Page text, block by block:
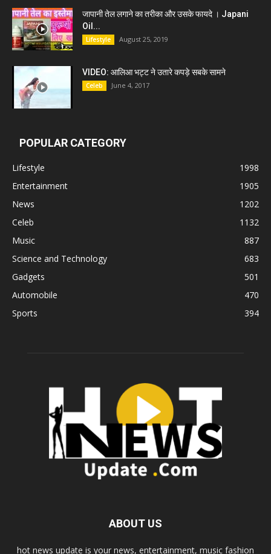
जापानी तेल लगाने का तरीका और उसके फायदे । Japani
Oil...
Lifestyle August 25, 2019
VIDEO: आलिआ भट्ट ने उतारे कपड़े सबके सामने
Celeb June 4, 2017
POPULAR CATEGORY
Lifestyle
1998
Entertainment
1905
News
1202
Celeb
1132
Music
887
Science and Technology
683
Gadgets
501
Automobile
470
Sports
394
ABOUT US
hot news update is your news, entertainment, music fashion